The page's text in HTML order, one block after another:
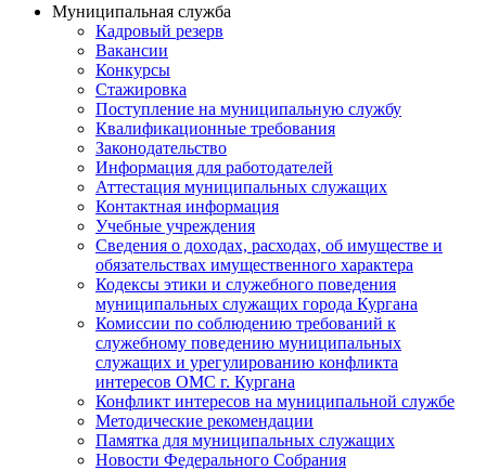
Муниципальная служба
Кадровый резерв
Вакансии
Конкурсы
Стажировка
Поступление на муниципальную службу
Квалификационные требования
Законодательство
Информация для работодателей
Аттестация муниципальных служащих
Контактная информация
Учебные учреждения
Сведения о доходах, расходах, об имуществе и
обязательствах имущественного характера
Кодексы этики и служебного поведения
муниципальных служащих города Кургана
Комиссии по соблюдению требований к
служебному поведению муниципальных
служащих и урегулированию конфликта
интересов ОМС г. Кургана
Конфликт интересов на муниципальной службе
Методические рекомендации
Памятка для муниципальных служащих
Новости Федерального Cобрания